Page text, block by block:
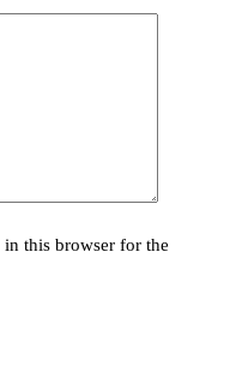
in this browser for the